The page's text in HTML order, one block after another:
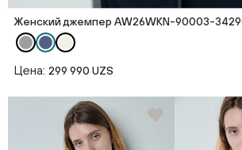
Женский джемпер AW26WKN-90003-
Цена: 299 990 UZS